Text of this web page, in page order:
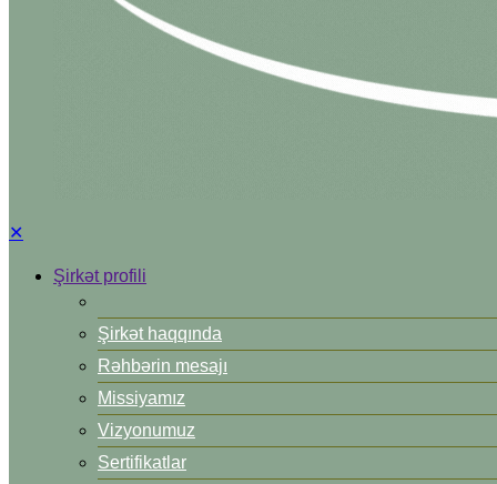
✕
Şirkət profili
Şirkət haqqında
Rəhbərin mesajı
Missiyamız
Vizyonumuz
Sertifikatlar